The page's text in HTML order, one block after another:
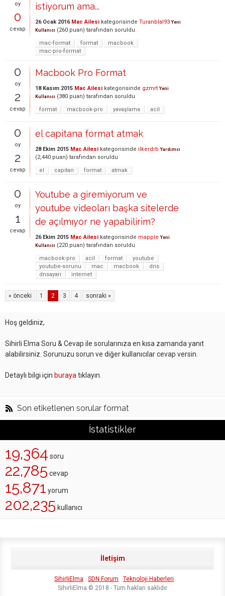
oy
0
cevap
istiyorum ama...
26 Ocak 2016 Mac Ailesi kategorisinde Turanblal93 Yeni
Kullanıcı (260 puan) tarafından soruldu
mac-format
format
macbook
mac-pro-format
0
oy
2
cevap
Macbook Pro Format
18 Kasım 2015 Mac Ailesi kategorisinde gzmrt Yeni
Kullanıcı (380 puan) tarafından soruldu
format
macbook-pro yavaşlama acil
0
oy
2
cevap
el capitana format atmak
28 Ekim 2015 Mac Ailesi kategorisinde ilkerdrb Yardımcı
(2,440 puan) tarafından soruldu
el
capitan format atmak
0
oy
1
cevap
Youtube a giremiyorum ve
youtube videoları başka sitelerde
de açılmıyor ne yapabilirim?
26 Ekim 2015 Mac Ailesi kategorisinde mapple Yeni
Kullanıcı (220 puan) tarafından soruldu
macbook-pro
acil format
youtube
youtube-sorunu
mac macbook
dns
dnsayarı
internet
« önceki 1 2 3 4 sonraki »
Hoş geldiniz,
Sihirli Elma Soru & Cevap ile sorularınıza en kısa zamanda yanıt
alabilirsiniz. Sorunuzu sorun ve diğer kullanıcılar cevap versin.
Detaylı bilgi için buraya tıklayın.
Son etiketlenen sorular format
İstatistikler
19,364 soru
22,785 cevap
15,871 yorum
202,235 kullanıcı
İletişim
SihirliElma SDN Forum
Teknoloji Haberleri
SihirliElma © 2018 - Tüm hakları saklıdır